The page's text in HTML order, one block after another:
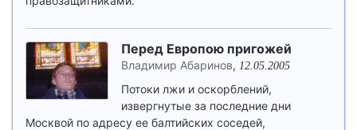
Перед Европою пригожей
Владимир Абаринов, 12.05.2005
Потоки лжи и оскорблений,
извергнутые за последние дни
Москвой по адресу ее балтийских соседей,